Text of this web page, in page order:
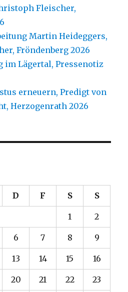
Fleischer,
Martin Heideggers,
Fröndenberg 2026
im Lägertal, Pressenotiz
erneuern, Predigt von
Herzogenrath 2026
D F S S
1 2
6 7 8 9
13 14 15 16
20 21 22 23